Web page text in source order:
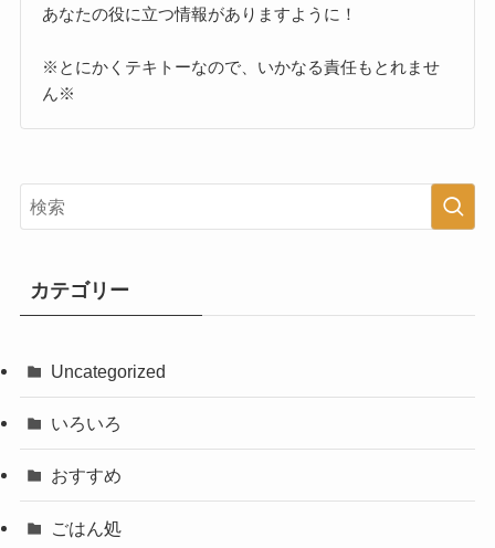
あなたの役に立つ情報がありますように！
※とにかくテキトーなので、いかなる責任もとれませ
ん※
カテゴリー
Uncategorized
いろいろ
おすすめ
ごはん処